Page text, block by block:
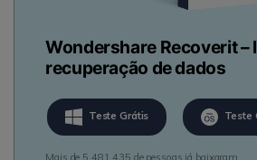
Wondershare Recoverit –
recuperação de dados
Teste Grátis Teste
Mais de 5.481.435 de pessoas já baixaram.